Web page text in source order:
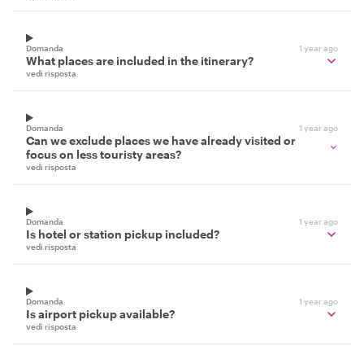
Domanda 1 year ago
What places are included in the itinerary?
vedi risposta
Domanda 1 year ago
Can we exclude places we have already visited or
focus on less touristy areas?
vedi risposta
Domanda 1 year ago
Is hotel or station pickup included?
vedi risposta
Domanda 1 year ago
Is airport pickup available?
vedi risposta